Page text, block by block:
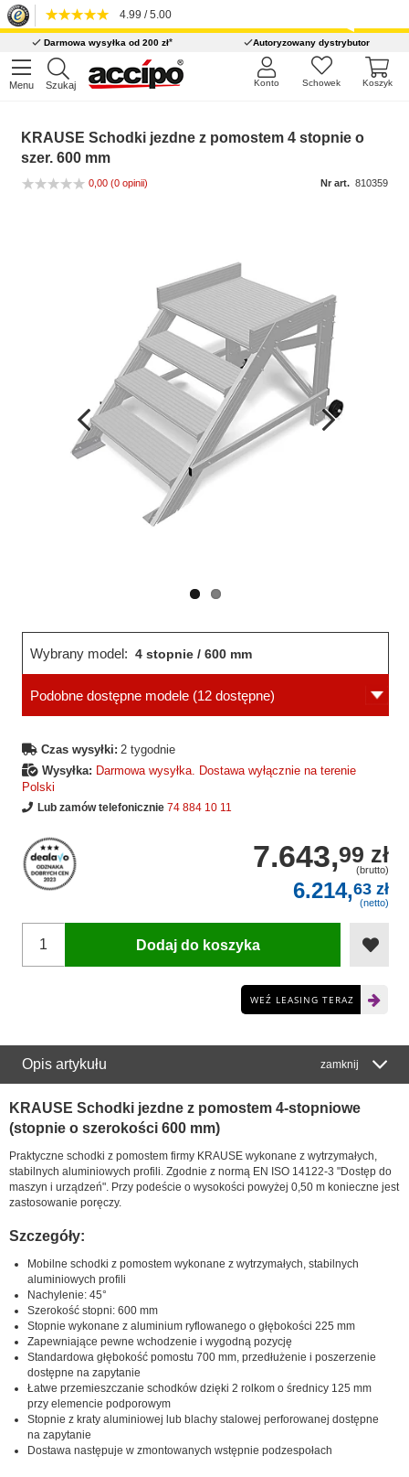
4.99 / 5.00
Darmowa wysyłka od 200 zł* Autoryzowany dystrybutor
Menu Szukaj Koszyk
Schowek
Konto
KRAUSE Schodki jezdne z pomostem 4 stopnie o
szer. 600 mm
0,00 (0 opinii) Nr art. 810359
Wcześniejsza
Wybrany model: 4 stopnie / 600 mm
Podobne dostępne modele (12 dostępne)
Czas wysyłki: 2 tygodnie
Wysyłka: Darmowa wysyłka. Dostawa wyłącznie na terenie
Polski
Lub zamów telefonicznie 74 884 10 11
7.643,99 zł
(brutto)
6.214,63 zł
(netto)
Dodaj do koszyka
WEŹ LEASING TERAZ
Opis artykułu zamknij
KRAUSE Schodki jezdne z pomostem 4-stopniowe
(stopnie o szerokości 600 mm)
Praktyczne schodki z pomostem firmy KRAUSE wykonane z wytrzymałych,
stabilnych aluminiowych profili. Zgodnie z normą EN ISO 14122-3 "Dostęp do
maszyn i urządzeń". Przy podeście o wysokości powyżej 0,50 m konieczne jest
zastosowanie poręczy.
Szczegóły:
Mobilne schodki z pomostem wykonane z wytrzymałych, stabilnych
aluminiowych profili
Nachylenie: 45°
Szerokość stopni: 600 mm
Stopnie wykonane z aluminium ryflowanego o głębokości 225 mm
Zapewniające pewne wchodzenie i wygodną pozycję
Standardowa głębokość pomostu 700 mm, przedłużenie i poszerzenie
dostępne na zapytanie
Łatwe przemieszczanie schodków dzięki 2 rolkom o średnicy 125 mm
przy elemencie podporowym
Stopnie z kraty aluminiowej lub blachy stalowej perforowanej dostępne
na zapytanie
Dostawa następuje w zmontowanych wstępnie podzespołach